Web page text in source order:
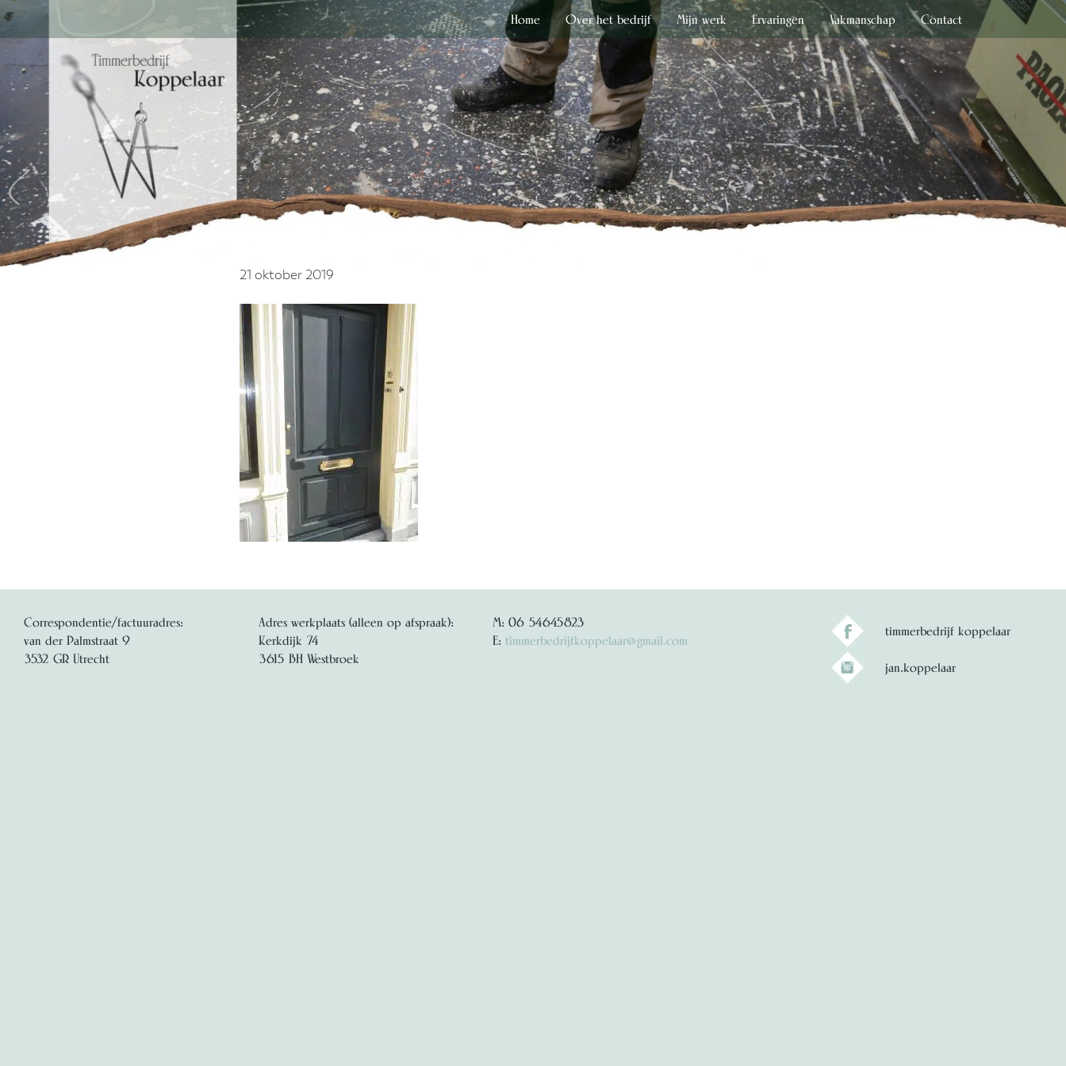
Door
de
hoofd
inhoud
Home Over het bedrijf Mijn werk Ervaringen Vakmanschap Contact
21 oktober 2019
Correspondentie/factuuradres:
van der Palmstraat 9
3532 GR Utrecht
Adres werkplaats (alleen op afspraak):
Kerkdijk 74
3615 BH Westbroek
M: 06 54645823
E:timmerbedrijfkoppelaar@gmail.com
timmerbedrijf koppelaar
jan.koppelaar